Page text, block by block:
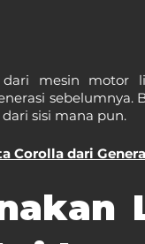
mesin motor
sebelumnya.
sisi mana pun.
Corolla dari